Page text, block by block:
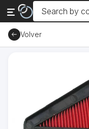
Volver